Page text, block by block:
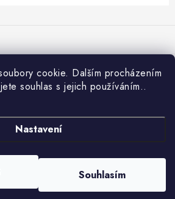
cookie. Dalším procházením
souhlas s jejich používáním..
Nastavení
Souhlasím
tým EshopyUmíme.cz
ventilace. Všechna práva vyhrazena.